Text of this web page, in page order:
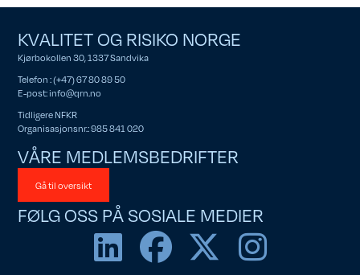
KVALITET OG RISIKO NORGE
Kjørbokollen 30, 1337 Sandvika
Telefon : (+47) 67 80 89 50
E-post:info@qrn.no
Tidligere NFKR
Organisasjonsnr.: 985 841 020
VÅRE MEDLEMSBEDRIFTER
Gå til oversikt
FØLG OSS PÅ SOSIALE MEDIER